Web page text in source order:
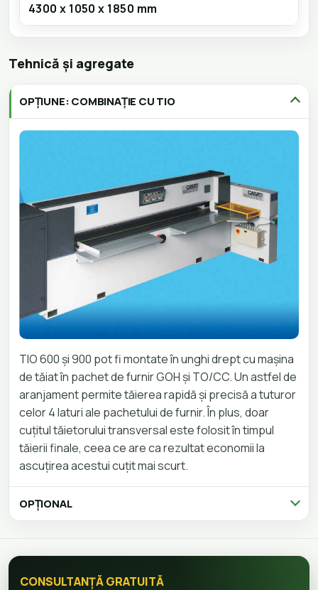
4300 x 1050 x 1850 mm
Tehnică și agregate
OPȚIUNE: COMBINAȚIE CU TIO
TIO 600 și 900 pot fi montate în unghi drept cu mașina
de tăiat în pachet de furnir GOH și TO/CC. Un astfel de
aranjament permite tăierea rapidă și precisă a tuturor
celor 4 laturi ale pachetului de furnir. În plus, doar
cuțitul tăietorului transversal este folosit în timpul
tăierii finale, ceea ce are ca rezultat economii la
ascuțirea acestui cuțit mai scurt.
OPȚIONAL
CONSULTANȚĂ GRATUITĂ